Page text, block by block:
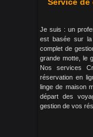
Service
Je suis : un
est basée sur
complet de
grande motte, le
Nos services
réservation en
linge de maison
départ des
gestion de vos